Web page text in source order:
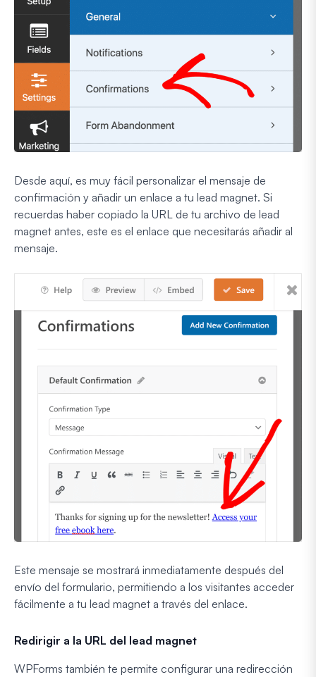
Desde aquí, es muy fácil personalizar el mensaje de
confirmación y añadir un enlace a tu lead magnet. Si
recuerdas haber copiado la URL de tu archivo de lead
magnet antes, este es el enlace que necesitarás añadir al
mensaje.
Este mensaje se mostrará inmediatamente después del
envío del formulario, permitiendo a los visitantes acceder
fácilmente a tu lead magnet a través del enlace.
Redirigir a la URL del lead magnet
WPForms también te permite configurar una redirección